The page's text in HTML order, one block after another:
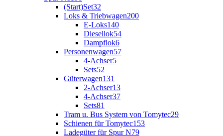
(Start)Set32
Loks & Triebwagen200
E-Loks140
Diesellok54
Dampflok6
Personenwagen57
4-Achser5
Sets52
Güterwagen131
2-Achser13
4-Achser37
Sets81
Tram u. Bus System von Tomytec29
Schienen für Tomytec153
Ladegüter für Spur N79